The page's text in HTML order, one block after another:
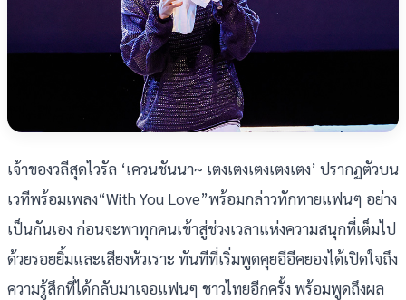
เจ้าของวลีสุดไวรัล ‘เควนชันนา~ เตงเตงเตงเตงเตง’ ปรากฏตัวบน
เวทีพร้อมเพลง“With You Love”พร้อมกล่าวทักทายแฟนๆ อย่าง
เป็นกันเอง ก่อนจะพาทุกคนเข้าสู่ช่วงเวลาแห่งความสนุกที่เต็มไป
ด้วยรอยยิ้มและเสียงหัวเราะ ทันทีที่เริ่มพูดคุยอีอีคยองได้เปิดใจถึง
ความรู้สึกที่ได้กลับมาเจอแฟนๆ ชาวไทยอีกครั้ง พร้อมพูดถึงผล